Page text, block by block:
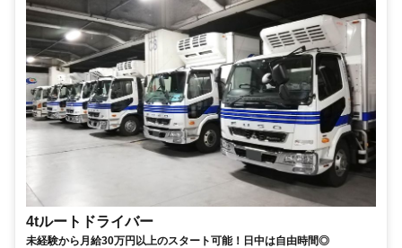
4tルートドライバー
未経験から月給30万円以上のスタート可能！日中は自由時間◎